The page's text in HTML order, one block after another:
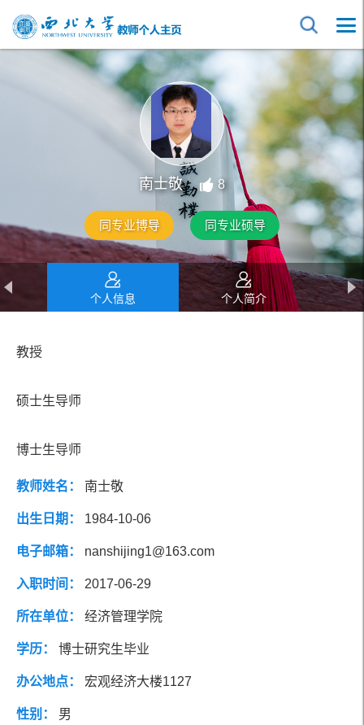
南士敬 8
同专业博导 同专业硕导
个人信息 个人简介
教授
硕士生导师
博士生导师
教师姓名： 南士敬
出生日期： 1984-10-06
电子邮箱： nanshijing1@163.com
入职时间： 2017-06-29
所在单位： 经济管理学院
学历： 博士研究生毕业
办公地点： 宏观经济大楼1127
性别： 男